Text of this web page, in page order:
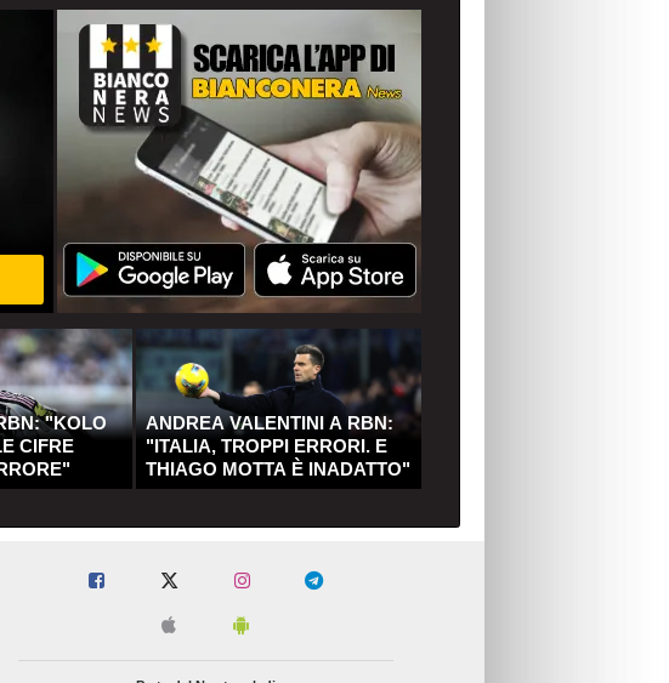
"KOLO
CIFRE
ANDREA VALENTINI A RBN:
"ITALIA, TROPPI ERRORI. E
THIAGO MOTTA È INADATTO"